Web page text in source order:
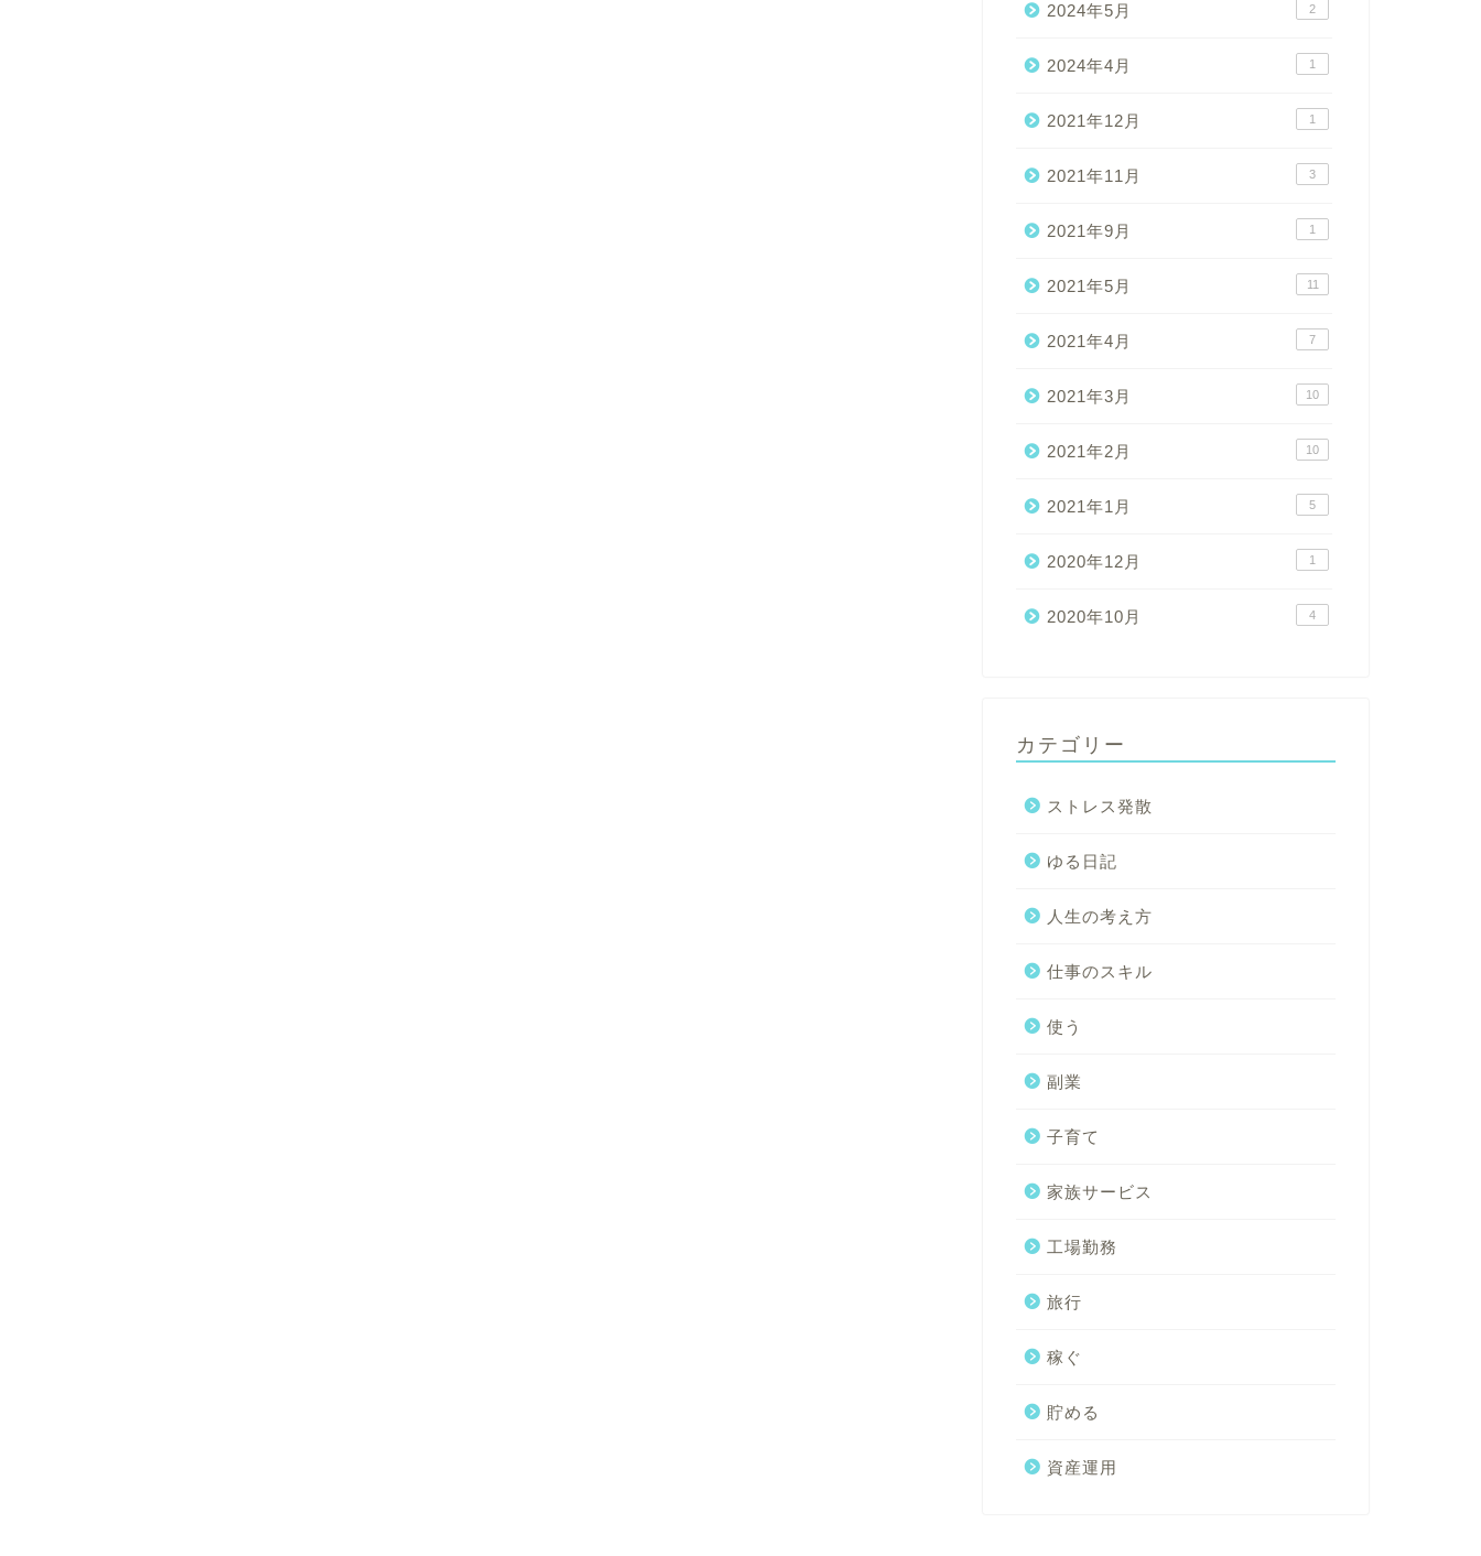
2024年5月 2
2024年4月 1
2021年12月 1
2021年11月 3
2021年9月 1
2021年5月 11
2021年4月 7
2021年3月 10
2021年2月 10
2021年1月 5
2020年12月 1
2020年10月 4
カテゴリー
ストレス発散
ゆる日記
人生の考え方
仕事のスキル
使う
副業
子育て
家族サービス
工場勤務
旅行
稼ぐ
貯める
資産運用